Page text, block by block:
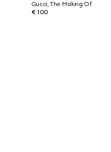
Gucci, The Making Of
€ 100